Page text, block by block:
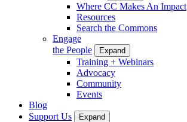
Where CC Makes An Impact
Resources
Search the Commons
Engage
the People
Expand
Training + Webinars
Advocacy
Community
Events
Blog
Support Us
Expand